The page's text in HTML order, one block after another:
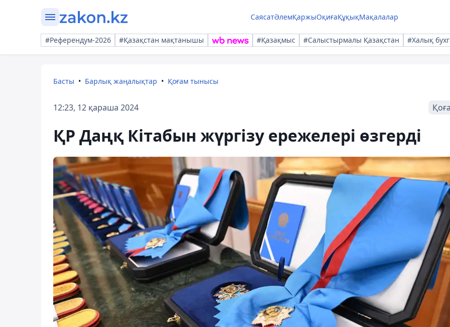
СаясатӘлемҚаржыОқиғаҚұқықМақалалар
#Референдум-2026 #Қазақстан мақтанышы #Қазақмыс #Салыстырмалы Қазақстан #Халық
Басты Барлық жаңалықтар Қоғам тынысы
12:23, 12 қараша 2024
ҚР Даңқ Кітабын жүргізу ережелері өзгерді